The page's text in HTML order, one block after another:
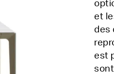
et
des
est